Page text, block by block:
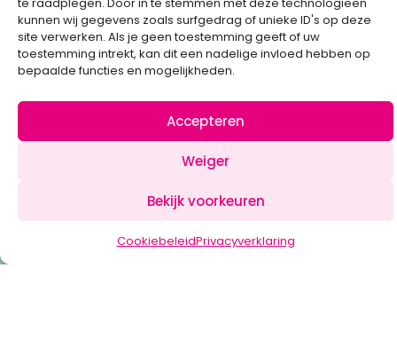
kunnen wij gegevens zoals surfgedrag of unieke ID's op deze
site verwerken. Als je geen toestemming geeft of uw
toestemming intrekt, kan dit een nadelige invloed hebben op
bepaalde functies en mogelijkheden.
Accepteren
Weiger
Bekijk voorkeuren
CookiebeleidPrivacyverklaring
Created by
accepteren en deze inhoud in te
schakelen